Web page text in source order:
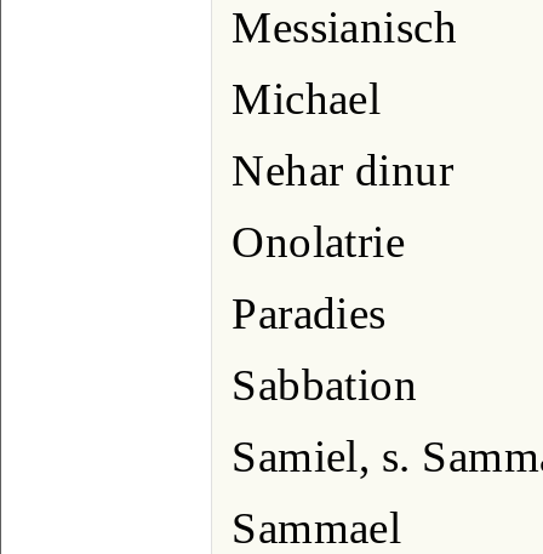
Messianisch
Michael
Nehar dinur
Onolatrie
Paradies
Sabbation
Samiel, s.
Sammael